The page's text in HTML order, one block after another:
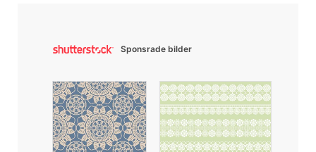
Sponsrade bilder